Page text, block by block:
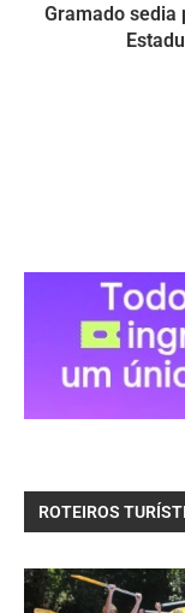
Gramado sedia
ROTEIROS